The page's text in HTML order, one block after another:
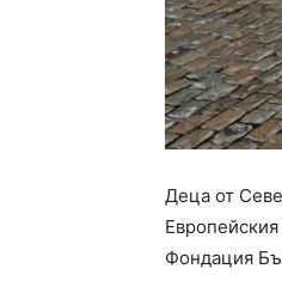
Деца от
Фондация